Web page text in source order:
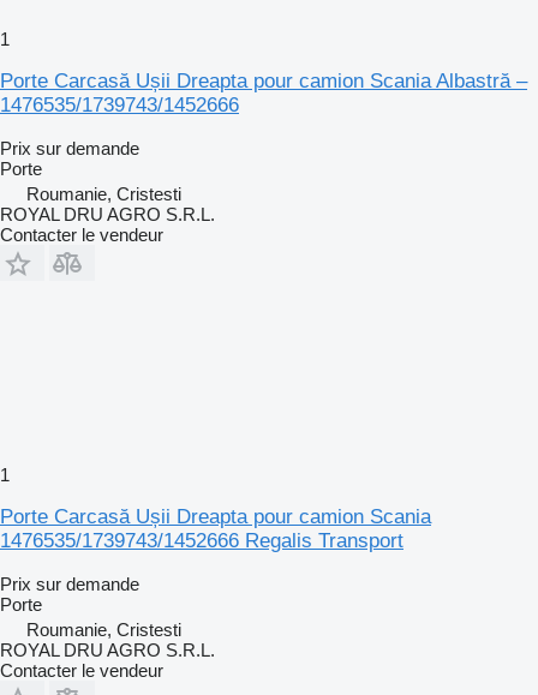
1
Porte Carcasă Ușii Dreapta pour camion Scania Albastră –
1476535/1739743/1452666
Prix sur demande
Porte
Roumanie, Cristesti
ROYAL DRU AGRO S.R.L.
Contacter le vendeur
1
Porte Carcasă Ușii Dreapta pour camion Scania
1476535/1739743/1452666 Regalis Transport
Prix sur demande
Porte
Roumanie, Cristesti
ROYAL DRU AGRO S.R.L.
Contacter le vendeur